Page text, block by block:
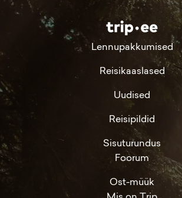
Lennupakkumised
Reisikaaslased
Uudised
Reisipildid
Sisuturundus
Foorum
Ost-müük